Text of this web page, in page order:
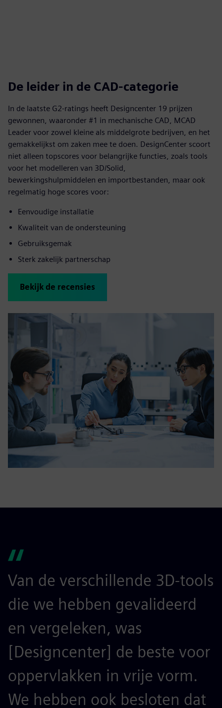
De leider in de CAD-categorie
In de laatste G2-ratings heeft Designcenter 19 prijzen
gewonnen, waaronder #1 in mechanische CAD, MCAD
Leader voor zowel kleine als middelgrote bedrijven, en het
gemakkelijkst om zaken mee te doen. DesignCenter scoort
niet alleen topscores voor belangrijke functies, zoals tools
voor het modelleren van 3D/Solid,
bewerkingshulpmiddelen en importbestanden, maar ook
regelmatig hoge scores voor:
Eenvoudige installatie
Kwaliteit van de ondersteuning
Gebruiksgemak
Sterk zakelijk partnerschap
Bekijk de recensies
Van de verschillende 3D-tools
die we hebben gevalideerd
en vergeleken, was
[Designcenter] de beste voor
oppervlakken in vrije vorm.
We hebben ook besloten dat